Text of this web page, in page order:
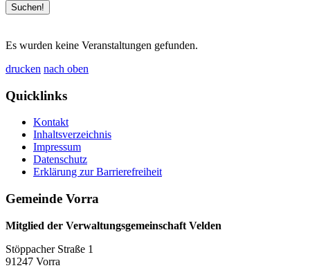
Es wurden keine Veranstaltungen gefunden.
drucken nach oben
Quicklinks
Kontakt
Inhaltsverzeichnis
Impressum
Datenschutz
Erklärung zur Barrierefreiheit
Gemeinde Vorra
Mitglied der Verwaltungsgemeinschaft Velden
Stöppacher Straße 1
91247 Vorra